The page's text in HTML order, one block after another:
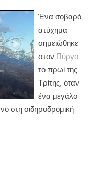
Ένα σοβαρό
ατύχημα
σημειώθηκε
στον Πύργο
το πρωί της
Τρίτης, όταν
ένα μεγάλο
στη σιδηροδρομική